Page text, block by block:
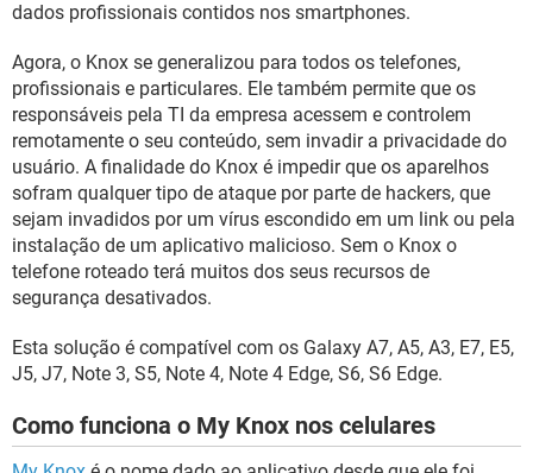
dados profissionais contidos nos smartphones.
Agora, o Knox se generalizou para todos os telefones,
profissionais e particulares. Ele também permite que os
responsáveis pela TI da empresa acessem e controlem
remotamente o seu conteúdo, sem invadir a privacidade do
usuário. A finalidade do Knox é impedir que os aparelhos
sofram qualquer tipo de ataque por parte de hackers, que
sejam invadidos por um vírus escondido em um link ou pela
instalação de um aplicativo malicioso. Sem o Knox o
telefone roteado terá muitos dos seus recursos de
segurança desativados.
Esta solução é compatível com os Galaxy A7, A5, A3, E7, E5,
J5, J7, Note 3, S5, Note 4, Note 4 Edge, S6, S6 Edge.
Como funciona o My Knox nos celulares